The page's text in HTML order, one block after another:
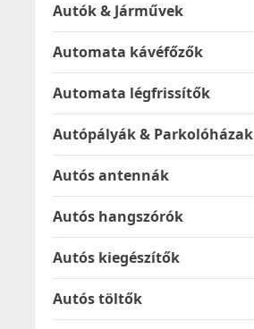
Autók & Járművek
Automata kávéfőzők
Automata légfrissítők
Autópályák & Parkolóházak
Autós antennák
Autós hangszórók
Autós kiegészítők
Autós töltők